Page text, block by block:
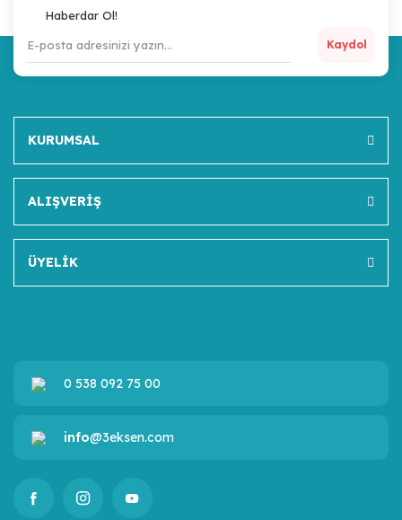
Haberdar Ol!
Kaydol
KURUMSAL
ALIŞVERİŞ
ÜYELİK
0 538 092 75 00
info@3eksen.com